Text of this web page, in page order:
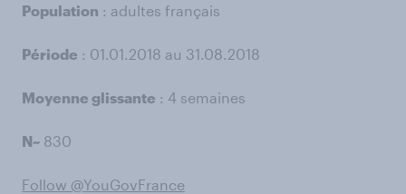
Population : adultes français
Période : 01.01.2018 au 31.08.2018
Moyenne glissante : 4 semaines
N~ 830
Follow @YouGovFrance